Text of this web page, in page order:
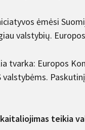
ėmėsi
valstybių.
tvarka: Europos
valstybėms.
teikia